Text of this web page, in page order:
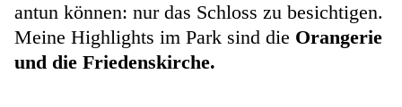
antun können: nur das Schloss zu besichtigen.
Meine Highlights im Park sind die Orangerie
und die Friedenskirche.